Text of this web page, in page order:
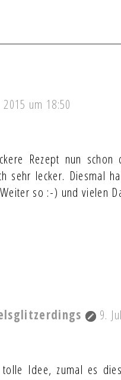
2015 um 18:50
Rezept nun
sehr lecker. Diesmal
so :-) und vielen
9.
Idee, zumal es